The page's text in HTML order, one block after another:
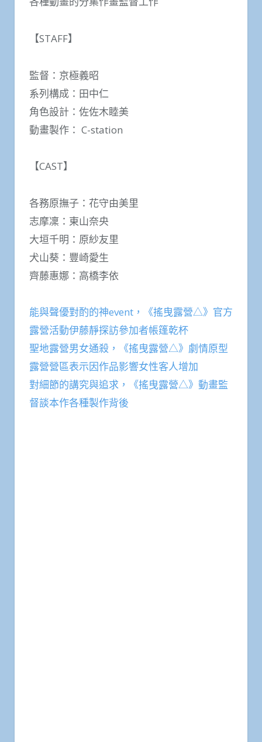
【STAFF】
監督：京極義昭
系列構成：田中仁
角色設計：佐佐木睦美
動畫製作： C-station
【CAST】
各務原撫子：花守由美里
志摩凜：東山奈央
大垣千明：原紗友里
犬山葵：豐崎愛生
齊藤惠娜：高橋李依
能與聲優對酌的神event，《搖曳露營△》官方
露營活動伊藤靜探訪參加者帳篷乾杯
聖地露營男女通殺，《搖曳露營△》劇情原型
露營營區表示因作品影響女性客人增加
對細節的講究與追求，《搖曳露營△》動畫監
督談本作各種製作背後